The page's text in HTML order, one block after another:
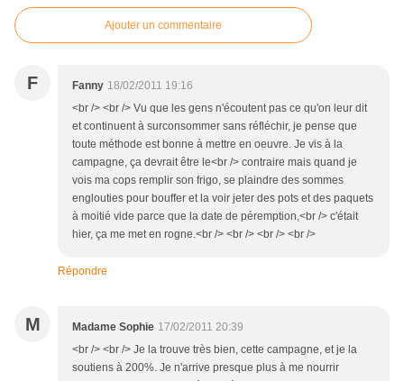
Ajouter un commentaire
F Fanny 18/02/2011 19:16
<br /> <br /> Vu que les gens n'écoutent pas ce qu'on leur dit
et continuent à surconsommer sans réfléchir, je pense que
toute méthode est bonne à mettre en oeuvre. Je vis à la
campagne, ça devrait être le<br /> contraire mais quand je
vois ma cops remplir son frigo, se plaindre des sommes
englouties pour bouffer et la voir jeter des pots et des paquets
à moitié vide parce que la date de péremption,<br /> c'était
hier, ça me met en rogne.<br /> <br /> <br /> <br />
Répondre
M Madame Sophie 17/02/2011 20:39
<br /> <br /> Je la trouve très bien, cette campagne, et je la
soutiens à 200%. Je n'arrive presque plus à me nourrir